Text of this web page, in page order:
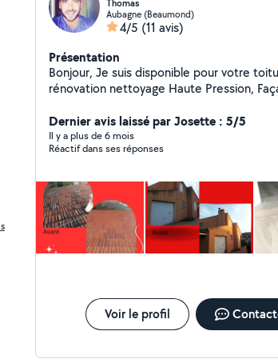
Thomas
Aubagne (Beaumond)
4/5 (11 avis)
Présentation
Bonjour, Je suis disponible pour votre toiture
rénovation nettoyage Haute Pression, Façade.
questions Merci
Dernier avis laissé par Josette : 5/5
Il y a plus de 6 mois
Réactif dans ses réponses
Voir le profil